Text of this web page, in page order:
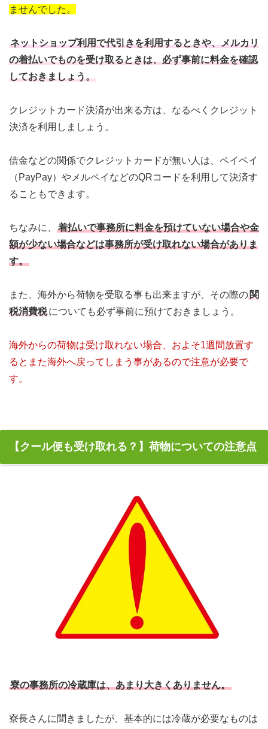
ませんでした。
ネットショップ利用で代引きを利用するときや、メルカリ
の着払いでものを受け取るときは、必ず事前に料金を確認
しておきましょう。
クレジットカード決済が出来る方は、なるべくクレジット
決済を利用しましょう。
借金などの関係でクレジットカードが無い人は、ペイペイ
（PayPay）やメルペイなどのQRコードを利用して決済す
ることもできます。
ちなみに、
着払いで事務所に料金を預けていない場合や金
額が少ない場合などは事務所が受け取れない場合がありま
す。
また、海外から荷物を受取る事も出来ますが、その際の 関
税消費税についても必ず事前に預けておきましょう。
海外からの荷物は受け取れない場合、およそ1週間放置す
るとまた海外へ戻ってしまう事があるので注意が必要で
す。
【クール便も受け取れる？】荷物についての注意点
寮の事務所の冷蔵庫は、あまり大きくありません。
寮長さんに聞きましたが、基本的には冷蔵が必要なものは